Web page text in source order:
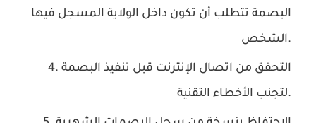
البصمة تتطلب أن تكون داخل الولاية المسجل فيها
الشخص.
التحقق من اتصال الإنترنت قبل تنفيذ البصمة
لتجنب الأخطاء التقنية.